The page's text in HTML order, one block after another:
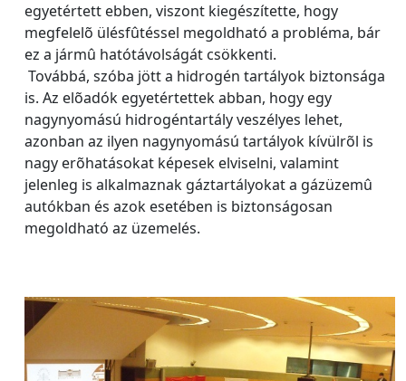
egyetértett ebben, viszont kiegészítette, hogy
megfelelõ ülésfûtéssel megoldható a probléma, bár
ez a jármû hatótávolságát csökkenti.
Továbbá, szóba jött a hidrogén tartályok biztonsága
is. Az elõadók egyetértettek abban, hogy egy
nagynyomású hidrogéntartály veszélyes lehet,
azonban az ilyen nagynyomású tartályok kívülrõl is
nagy erõhatásokat képesek elviselni, valamint
jelenleg is alkalmaznak gáztartályokat a gázüzemû
autókban és azok esetében is biztonságosan
megoldható az üzemelés.